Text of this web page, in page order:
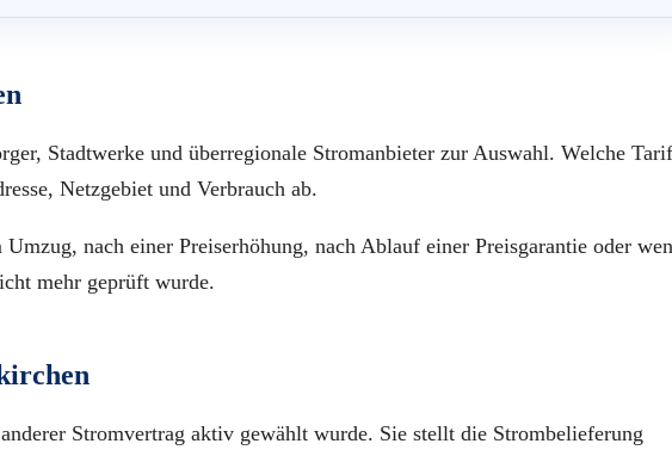
Stadtwerke und überregionale Stromanbieter zur Auswahl. Welche
Netzgebiet und Verbrauch ab.
nach einer Preiserhöhung, nach Ablauf einer Preisgarantie oder
mehr geprüft wurde.
Stromvertrag aktiv gewählt wurde. Sie stellt die Strombelieferung